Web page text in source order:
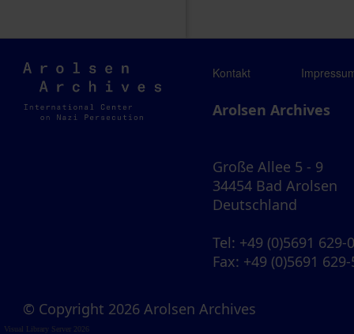
Arolsen
Archives
Kontakt
Arolsen Archives
Große Allee 5 - 9
34454 Bad Arolsen
Deutschland
Tel: +49 (0)5691 629-0
Fax: +49 (0)5691
© Copyright 2026 Arolsen Archives
Visual Library Server 2026